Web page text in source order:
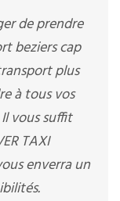
de prendre
beziers cap
plus
à tous vos
vous suffit
TAXI
enverra un